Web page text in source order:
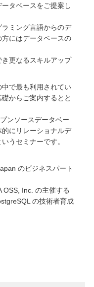
タベースをご提案し
ミング言語からのデ
にはデータベースの
更なるスキルアップ
で最も利用されてい
からご案内するとと
ンソースデータベー
にリレーショナルデ
うセミナーです。
のビジネスパート
OSS, Inc. の主催する
の技術者育成